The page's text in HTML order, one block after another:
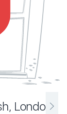
London)